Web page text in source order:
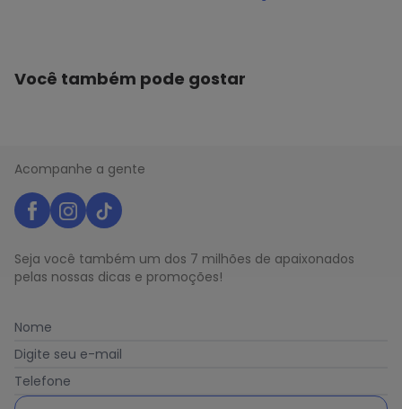
Você também pode gostar
Acompanhe a gente
Seja você também um dos 7 milhões de apaixonados
pelas nossas dicas e promoções!
Nome
Digite seu e-mail
Telefone